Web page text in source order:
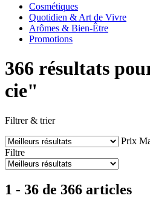
Cosmétiques
Quotidien & Art de Vivre
Arômes & Bien-Être
Promotions
366 résultats
cie"
Filtrer & trier
Prix
Filtre
1 - 36 de 366 articles